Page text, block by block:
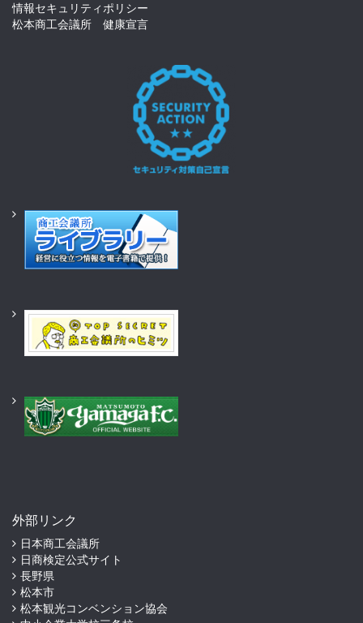
情報セキュリティポリシー
松本商工会議所 健康宣言
外部リンク
日本商工会議所
日商検定公式サイト
長野県
松本市
松本観光コンベンション協会